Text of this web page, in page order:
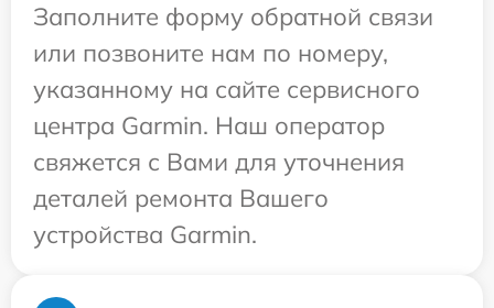
Заполните форму обратной связи
или позвоните нам по номеру,
указанному на сайте сервисного
центра Garmin. Наш оператор
свяжется с Вами для уточнения
деталей ремонта Вашего
устройства Garmin.